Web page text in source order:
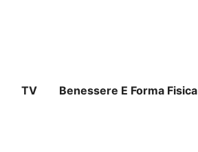
TV Benessere E Forma Fisica